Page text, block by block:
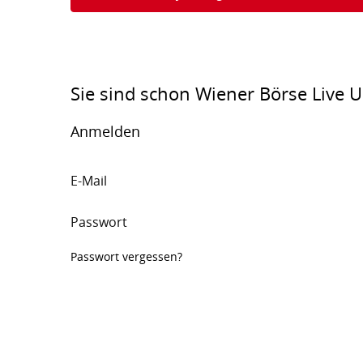
Sie sind schon Wiener Börse Live
Anmelden
E-Mail
Passwort
Passwort vergessen?